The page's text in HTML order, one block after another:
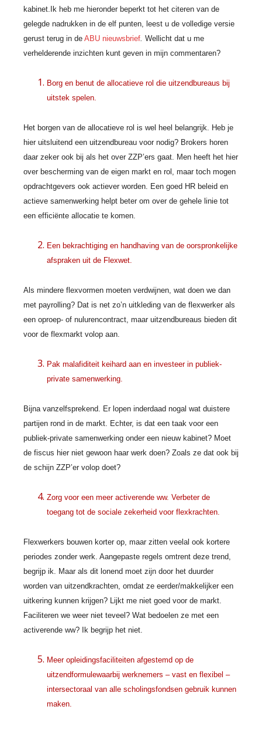
kabinet. Ik heb me hieronder beperkt tot het citeren van de
gelegde nadrukken in de elf punten, leest u de volledige versie
gerust terug in de ABU nieuwsbrief. Wellicht dat u me
verhelderende inzichten kunt geven in mijn commentaren?
Borg en benut de allocatieve rol die uitzendbureaus bij
uitstek spelen.
Het borgen van de allocatieve rol is wel heel belangrijk. Heb je
hier uitsluitend een uitzendbureau voor nodig? Brokers horen
daar zeker ook bij als het over ZZP’ers gaat. Men heeft het hier
over bescherming van de eigen markt en rol, maar toch mogen
opdrachtgevers ook actiever worden. Een goed HR beleid en
actieve samenwerking helpt beter om over de gehele linie tot
een efficiënte allocatie te komen.
Een bekrachtiging en handhaving van de oorspronkelijke
afspraken uit de Flexwet.
Als mindere flexvormen moeten verdwijnen, wat doen we dan
met payrolling? Dat is net zo’n uitkleding van de flexwerker als
een oproep- of nulurencontract, maar uitzendbureaus bieden dit
voor de flexmarkt volop aan.
Pak malafiditeit keihard aan en investeer in publiek-
private samenwerking.
Bijna vanzelfsprekend. Er lopen inderdaad nogal wat duistere
partijen rond in de markt. Echter, is dat een taak voor een
publiek-private samenwerking onder een nieuw kabinet? Moet
de fiscus hier niet gewoon haar werk doen? Zoals ze dat ook bij
de schijn ZZP’er volop doet?
Zorg voor een meer activerende ww. Verbeter de
toegang tot de sociale zekerheid voor flexkrachten.
Flexwerkers bouwen korter op, maar zitten veelal ook kortere
periodes zonder werk. Aangepaste regels omtrent deze trend,
begrijp ik. Maar als dit lonend moet zijn door het duurder
worden van uitzendkrachten, omdat ze eerder/makkelijker een
uitkering kunnen krijgen? Lijkt me niet goed voor de markt.
Faciliteren we weer niet teveel? Wat bedoelen ze met een
activerende ww? Ik begrijp het niet.
Meer opleidingsfaciliteiten afgestemd op de
uitzendformulewaarbij werknemers – vast en flexibel –
intersectoraal van alle scholingsfondsen gebruik kunnen
maken.